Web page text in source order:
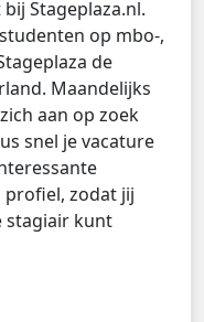
Stageplaza.nl.
op mbo-,
de
Maandelijks
aan op zoek
snel je vacature
zodat jij
stagiair kunt